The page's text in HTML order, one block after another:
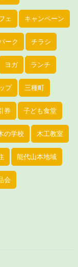
ェ キャンペーン
ーク チラシ
ヨガ ランチ
プ 三種町
券 子ども食堂
の学校 木工教室
能代山本地域
会